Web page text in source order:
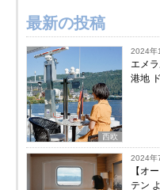
最新の投稿
西欧
2024年
エメ
港地
2024年
【オ
テン